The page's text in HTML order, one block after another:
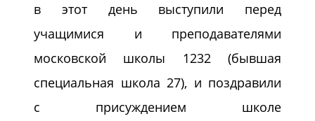
в этот день выступили перед
учащимися и преподавателями
московской школы 1232 (бывшая
специальная школа 27), и поздравили
с присуждением школе